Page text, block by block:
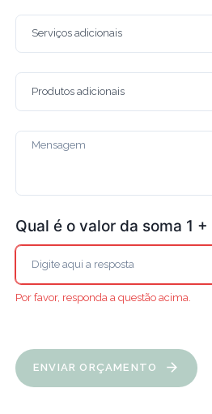
Qual é o valor da soma 1 +
Por favor, responda a questão acima.
ENVIAR ORÇAMENTO